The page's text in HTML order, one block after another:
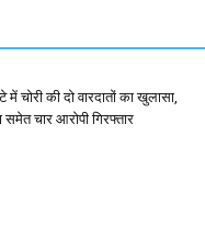
में चोरी की दो वारदातों का खुलासा,
समेत चार आरोपी गिरफ्तार